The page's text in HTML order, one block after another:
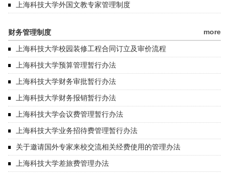
上海科技大学外国文教专家管理制度
财务管理制度 more
上海科技大学校园装修工程合同订立及审价流程
上海科技大学预算管理暂行办法
上海科技大学财务审批暂行办法
上海科技大学财务报销暂行办法
上海科技大学会议费管理暂行办法
上海科技大学业务招待费管理暂行办法
关于邀请国外专家来校交流相关经费使用的管理办法
上海科技大学差旅费管理办法